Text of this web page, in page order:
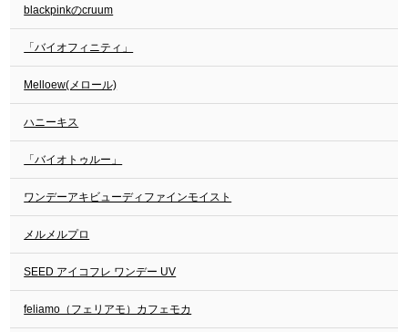
blackpinkのcruum
「バイオフィニティ」
Melloew(メロール)
ハニーキス
「バイオトゥルー」
ワンデーアキビューディファインモイスト
メルメルプロ
SEED アイコフレ ワンデー UV
feliamo（フェリアモ）カフェモカ